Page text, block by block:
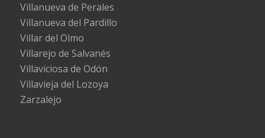
Villanueva de Perales
Villanueva del Pardillo
Villar del Olmo
Villarejo de Salvanés
Villaviciosa de Odón
Villavieja del Lozoya
Zarzalejo